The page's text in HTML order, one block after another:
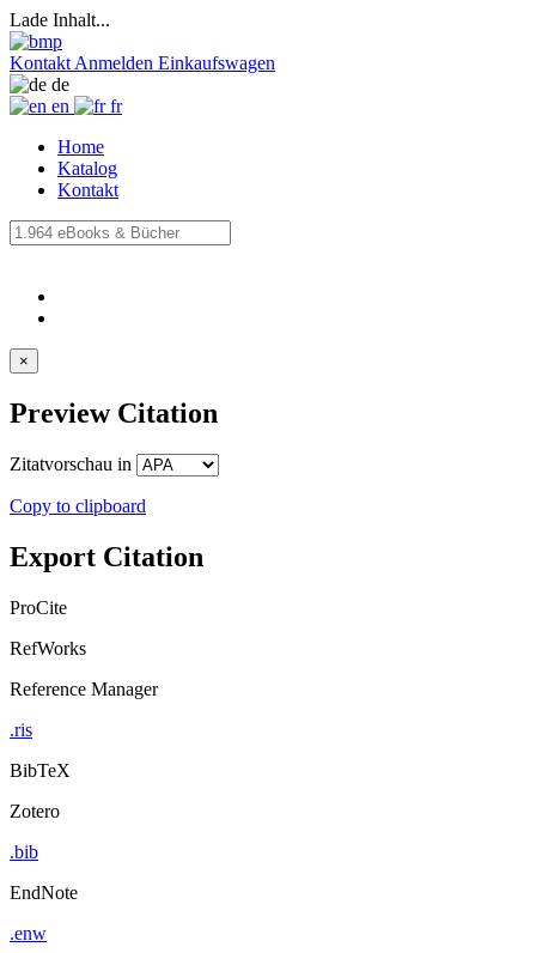
Lade Inhalt...
Kontakt Anmelden Einkaufswagen
de
en
fr
Home
Katalog
Kontakt
×
Preview Citation
Zitatvorschau in
Copy to clipboard
Export Citation
ProCite
RefWorks
Reference Manager
.ris
BibTeX
Zotero
.bib
EndNote
.enw